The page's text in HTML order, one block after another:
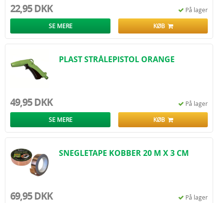
22,95 DKK På lager
SE MERE KØB
PLAST STRÅLEPISTOL ORANGE
49,95 DKK På lager
SE MERE KØB
SNEGLETAPE KOBBER 20 M X 3 CM
69,95 DKK På lager